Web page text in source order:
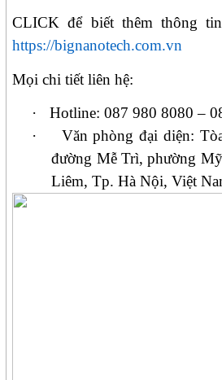
CLICK để biết thêm thông
https://bignanotech.com.vn
Mọi chi tiết liên hệ:
·
Hotline:087 980 8080 –
·
Văn phòng đại diện:
đường Mễ Trì, phường
Liêm, Tp. Hà Nội, Việt